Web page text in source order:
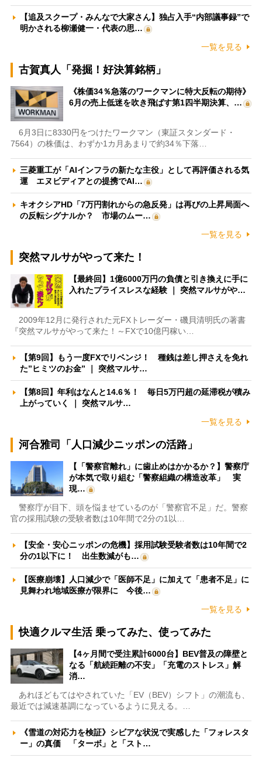
【追及スクープ・みんなで大家さん】独占入手“内部議事録”で
明かされる柳瀬健一・代表の思…
一覧を見る
古賀真人「発掘！好決算銘柄」
《株価34％急落のワークマンに特大反転の期待》
6月の売上低迷を吹き飛ばす第1四半期決算、…
6月3日に8330円をつけたワークマン（東証スタンダード・
7564）の株価は、わずか1カ月あまりで約34％下落…
三菱重工が「AIインフラの新たな主役」として再評価される気
運 エヌビディアとの提携でAI…
キオクシアHD「7万円割れからの急反発」は再びの上昇局面へ
の反転シグナルか？ 市場のムー…
一覧を見る
突然マルサがやって来た！
【最終回】1億6000万円の負債と引き換えに手に
入れたプライスレスな経験 ｜ 突然マルサがや…
2009年12月に発行された元FXトレーダー・磯貝清明氏の著書
『突然マルサがやって来た！～FXで10億円稼い…
【第9回】もう一度FXでリベンジ！ 種銭は差し押さえを免れ
た”ヒミツのお金” ｜ 突然マルサ…
【第8回】年利はなんと14.6％！ 毎日5万円超の延滞税が積み
上がっていく ｜ 突然マルサ…
一覧を見る
河合雅司「人口減少ニッポンの活路」
【「警察官離れ」に歯止めはかかるか？】警察庁
が本気で取り組む「警察組織の構造改革」 実
現…
警察庁が目下、頭を悩ませているのが「警察官不足」だ。警察
官の採用試験の受験者数は10年間で2分の1以…
【安全・安心ニッポンの危機】採用試験受験者数は10年間で2
分の1以下に！ 出生数減がも…
【医療崩壊】人口減少で「医師不足」に加えて「患者不足」に
見舞われ地域医療が限界に 今後…
一覧を見る
快適クルマ生活 乗ってみた、使ってみた
【4ヶ月間で受注累計6000台】BEV普及の障壁と
なる「航続距離の不安」「充電のストレス」解
消…
あれほどもてはやされていた「EV（BEV）シフト」の潮流も、
最近では減速基調になっているように見える。…
《雪道の対応力を検証》シビアな状況で実感した「フォレスタ
ー」の真価 「ターボ」と「スト…